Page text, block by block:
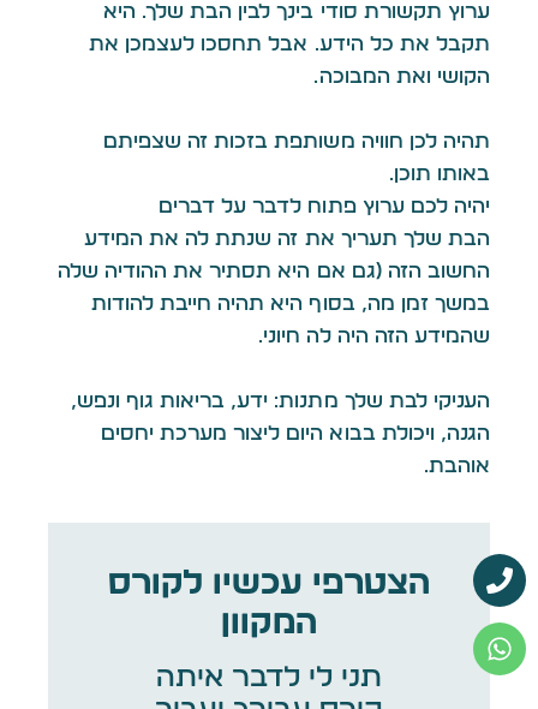
ערוץ תקשורת סודי בינך לבין הבת שלך. היא
תקבל את כל הידע. אבל תחסכו לעצמכן את
הקושי ואת המבוכה.
תהיה לכן חוויה משותפת בזכות זה שצפיתם
באותו תוכן.
יהיה לכם ערוץ פתוח לדבר על דברים
הבת שלך תעריך את זה שנתת לה את המידע
החשוב הזה (גם אם היא תסתיר את ההודיה שלה
במשך זמן מה, בסוף היא תהיה חייבת להודות
שהמידע הזה היה לה חיוני.
העניקי לבת שלך מתנות: ידע, בריאות גוף ונפש,
הגנה, ויכולת בבוא היום ליצור מערכת יחסים
אוהבת.
הצטרפי עכשיו לקורס
המקוון
תני לי לדבר איתה